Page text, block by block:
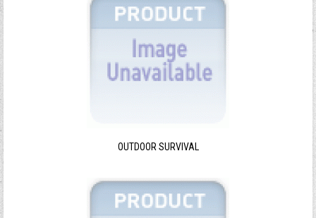
OUTDOOR SURVIVAL
Να με θυμάσαι